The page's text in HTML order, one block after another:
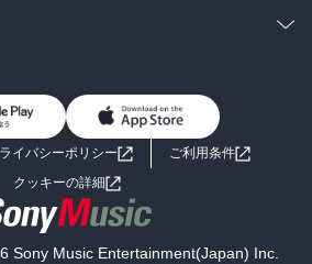
男子向けラノベ
小説
海外小説
お問い合わせ
イバシーポリシー
ご利用条件
クッキーの詳細
Sony Music Entertainment(Japan) Inc.